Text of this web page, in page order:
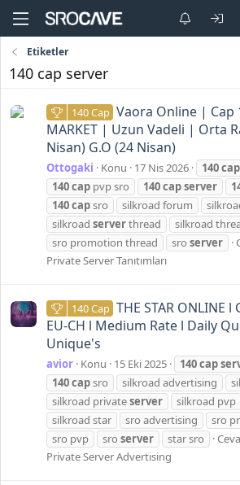
Etiketler
140 cap server
140 Cap Vaora Online | Cap
MARKET | Uzun Vadeli | Orta
Nisan) G.O (24 Nisan)
Ottogaki Konu 17 Nis 2026 140cap
140cap pvp sro 140capserver
140capsro silkroad forum
silkroad serverthread silkroad
sro promotion thread
sro server
Private Server Tanıtımları
140 Cap THE STAR ONLINE l
EU-CH l Medium Rate l Daily
Unique's
avior Konu 15 Eki 2025 140cap
140capsro silkroad advertising
silkroad privateserver silkroad pvp
silkroad star
sro advertising sro
sro pvp
sro server star sro
Private Server Advertising